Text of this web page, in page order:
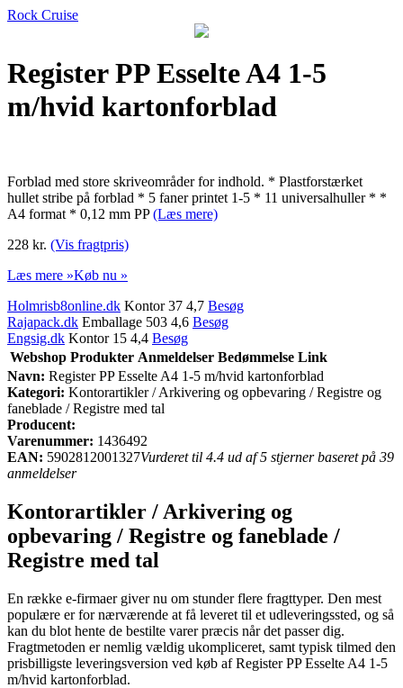
Rock Cruise
Register PP Esselte A4 1-5
m/hvid kartonforblad
Forblad med store skriveområder for indhold. * Plastforstærket
hullet stribe på forblad * 5 faner printet 1-5 * 11 universalhuller * *
A4 format * 0,12 mm PP(Læs mere)
228 kr. (Vis fragtpris)
Læs mere »Køb nu »
Holmrisb8online.dk Kontor 37 4,7 Besøg
Rajapack.dk Emballage 503 4,6 Besøg
Engsig.dk Kontor 15 4,4 Besøg
Webshop Produkter Anmeldelser Bedømmelse Link
Navn: Register PP Esselte A4 1-5 m/hvid kartonforblad
Kategori: Kontorartikler / Arkivering og opbevaring / Registre og
faneblade / Registre med tal
Producent:
Varenummer: 1436492
EAN: 5902812001327Vurderet til 4.4 ud af 5 stjerner baseret på 39
anmeldelser
Kontorartikler / Arkivering og
opbevaring / Registre og faneblade /
Registre med tal
En række e-firmaer giver nu om stunder flere fragttyper. Den mest
populære er for nærværende at få leveret til et udleveringssted, og så
kan du blot hente de bestilte varer præcis når det passer dig.
Fragtmetoden er nemlig vældig ukompliceret, samt typisk tilmed den
prisbilligste leveringsversion ved køb af Register PP Esselte A4 1-5
m/hvid kartonforblad.